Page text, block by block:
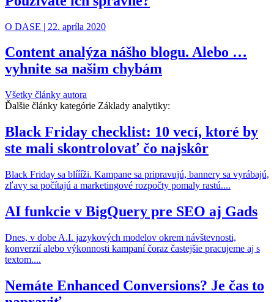
O DASE | 22. apríla 2020
Content analýza nášho blogu. Alebo …
vyhnite sa našim chybám
Všetky články autora
Ďalšie články kategórie Základy analytiky:
Black Friday checklist: 10 vecí, ktoré by
ste mali skontrolovať čo najskôr
Black Friday sa blíííži. Kampane sa pripravujú, bannery sa vyrábajú,
zľavy sa počítajú a marketingové rozpočty pomaly rastú....
AI funkcie v BigQuery pre SEO aj Gads
Dnes, v dobe A.I. jazykových modelov okrem návštevnosti,
konverzií alebo výkonnosti kampaní čoraz častejšie pracujeme aj s
textom....
Nemáte Enhanced Conversions? Je čas to